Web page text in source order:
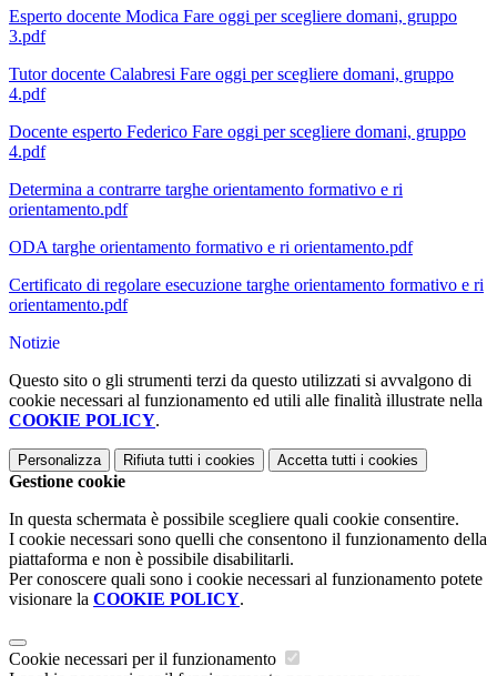
Esperto docente Modica Fare oggi per scegliere domani, gruppo
3.pdf
Tutor docente Calabresi Fare oggi per scegliere domani, gruppo
4.pdf
Docente esperto Federico Fare oggi per scegliere domani, gruppo
4.pdf
Determina a contrarre targhe orientamento formativo e ri
orientamento.pdf
ODA targhe orientamento formativo e ri orientamento.pdf
Certificato di regolare esecuzione targhe orientamento formativo e ri
orientamento.pdf
Notizie
Questo sito o gli strumenti terzi da questo utilizzati si avvalgono di
cookie necessari al funzionamento ed utili alle finalità illustrate nella
COOKIE POLICY.
Personalizza Rifiuta tutti i cookies Accetta tutti i cookies
Gestione cookie
In questa schermata è possibile scegliere quali cookie consentire.
I cookie necessari sono quelli che consentono il funzionamento della
piattaforma e non è possibile disabilitarli.
Per conoscere quali sono i cookie necessari al funzionamento potete
visionare la COOKIE POLICY.
Cookie necessari per il funzionamento